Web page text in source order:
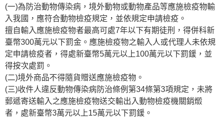
(一)為防治動物傳染病，境外動物或動物產品等應施檢疫物輸
入我國，應符合動物檢疫規定，並依規定申請檢疫。
擅自輸入應施檢疫物者最高可處7年以下有期徒刑，得併科新
臺幣300萬元以下罰金。應施檢疫物之輸入人或代理人未依規
定申請檢疫者，得處新臺幣5萬元以上100萬元以下罰鍰，並
得按次處罰。
(二)境外商品不得隨貨贈送應施檢疫物。
(三)收件人違反動物傳染病防治條例第34條第3項規定，未將
郵遞寄送輸入之應施檢疫物送交輸出入動物檢疫機關銷燬
者，處新臺幣3萬元以上15萬元以下罰鍰。